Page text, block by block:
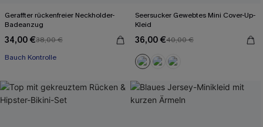
Geraffter rückenfreier Neckholder-
Badeanzug
34,00 €38,00 €
Bauch Kontrolle
Seersucker Gewebtes Mini Cover-Up-
Kleid
36,00 €40,00 €